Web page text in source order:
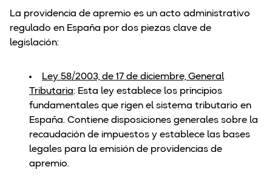
La providencia de apremio es un acto administrativo
regulado en España por dos piezas clave de
legislación:
Ley 58/2003, de 17 de diciembre, General
Tributaria: Esta ley establece los principios
fundamentales que rigen el sistema tributario en
España. Contiene disposiciones generales sobre la
recaudación de impuestos y establece las bases
legales para la emisión de providencias de
apremio.